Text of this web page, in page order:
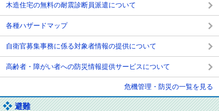
木造住宅の無料の耐震診断員派遣について
各種ハザードマップ
自衛官募集事務に係る対象者情報の提供について
高齢者・障がい者への防災情報提供サービスについて
危機管理・防災の一覧を見る
避難